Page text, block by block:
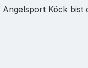
Köck bist